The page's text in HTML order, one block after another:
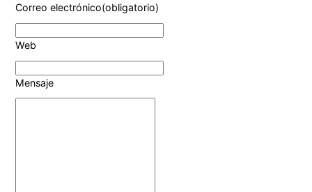
Correo electrónico(obligatorio)
Web
Mensaje